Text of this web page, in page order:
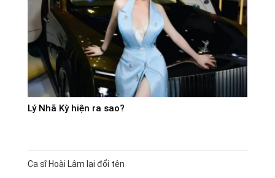
Lý Nhã Kỳ hiện ra sao?
Ca sĩ Hoài Lâm lại đổi tên